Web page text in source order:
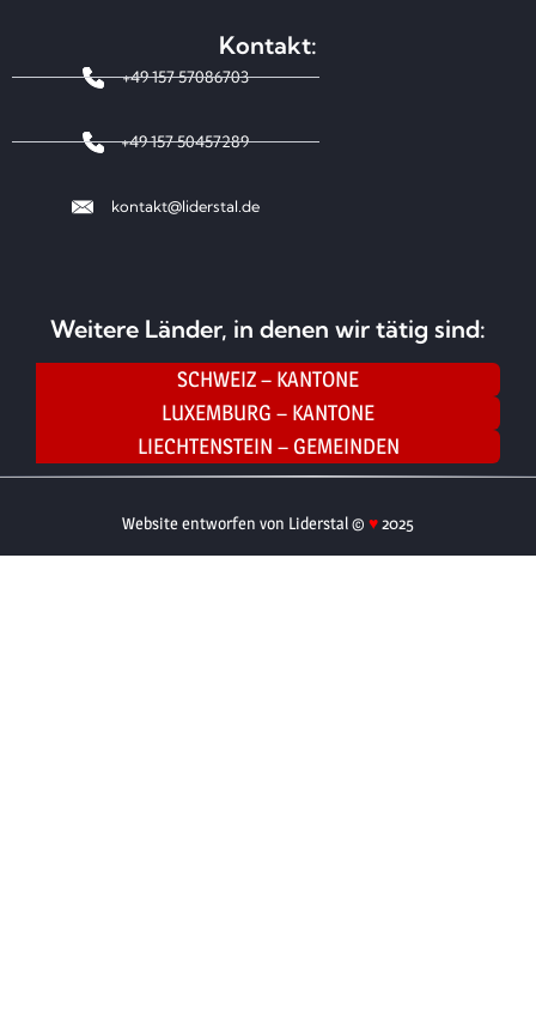
Kontakt:
+49 157 57086703
+49 157 50457289
kontakt@liderstal.de
Weitere Länder, in denen wir tätig sind:
SCHWEIZ – KANTONE
LUXEMBURG – KANTONE
LIECHTENSTEIN – GEMEINDEN
Website entworfen von Liderstal © ♥2025